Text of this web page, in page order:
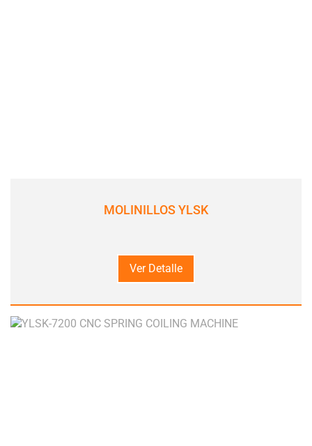
MOLINILLOS YLSK
Ver Detalle